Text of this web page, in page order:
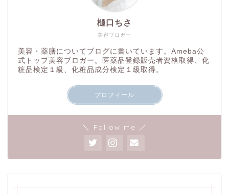
美容ブロガー
樋口ちさ
美容・薬膳についてブログに書いています。Ameba公
式トップ美容ブロガー。医薬品登録販売者資格取得、化
粧品検定１級、化粧品成分検定１級取得。
プロフィール
＼ Follow me ／